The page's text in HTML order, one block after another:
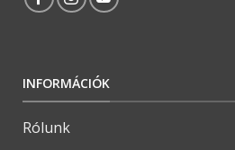
INFORMÁCIÓK
Rólunk